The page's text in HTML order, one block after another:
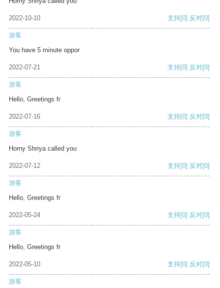
2022-10-10 支持[0] 反对[0]
游客
You have 5 minute oppor
2022-07-21 支持[0] 反对[0]
游客
Hello, Greetings fr
2022-07-16 支持[0] 反对[0]
游客
Horny Shriya called you
2022-07-12 支持[0] 反对[0]
游客
Hello, Greetings fr
2022-05-24 支持[0] 反对[0]
游客
Hello, Greetings fr
2022-05-10 支持[0] 反对[0]
游客